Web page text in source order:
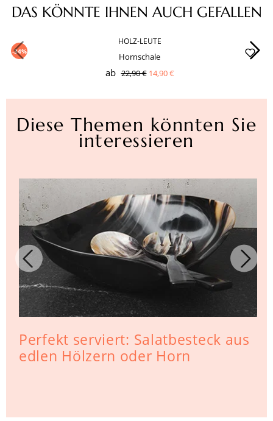
Produktgalerie überspringen
DAS KÖNNTE IHNEN AUCH GEFALLEN
-34%
HOLZ-LEUTE
Hornschale
ab 22,90 € 14,90 €
Diese Themen könnten Sie
interessieren
Perfekt serviert: Salatbesteck aus
edlen Hölzern oder Horn